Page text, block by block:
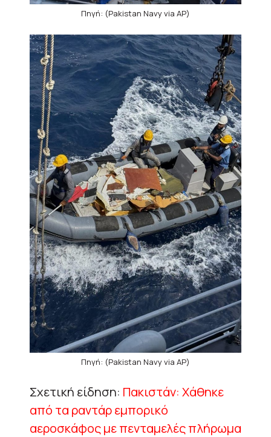
Πηγή: (Pakistan Navy via AP)
Πηγή: (Pakistan Navy via AP)
Σχετική είδηση: Πακιστάν: Χάθηκε
από τα ραντάρ εμπορικό
αεροσκάφος με πενταμελές πλήρωμα